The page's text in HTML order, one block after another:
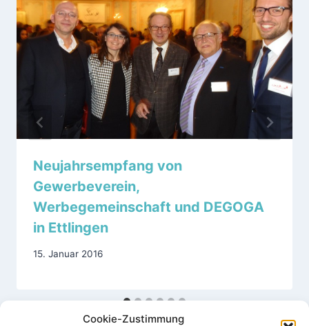
Cookie-Zustimmung
Neujahrsempfang von
Gewerbeverein,
Werbegemeinschaft und DEGOGA
in Ettlingen
15. Januar 2016